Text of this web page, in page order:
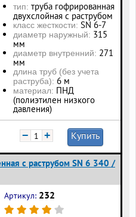
тип: труба гофрированная
двухслойная с раструбом
класс жесткости: SN 6-7
диаметр наружный: 315
мм
диаметр внутренний: 271
мм
длина труб (без учета
раструба): 6 м
материал: ПНД
(полиэтилен низкого
давления)
− + Купить
с раструбом SN 6 340 /
Артикул: 232